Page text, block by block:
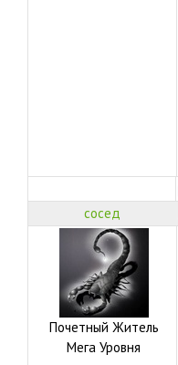
сосед
Почетный Житель
Мега Уровня